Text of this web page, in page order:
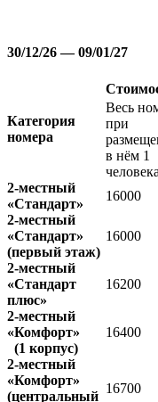
30/12/26 — 09/01/27
Категория
номера
Весь
при
в нём 1
человека
2-местный
«Стандарт»
16000
2-местный
«Стандарт»
(первый этаж)
16000
2-местный
«Стандарт
плюс»
16200
2-местный
«Комфорт»
(1 корпус)
16400
2-местный
«Комфорт»
(центральный
16700